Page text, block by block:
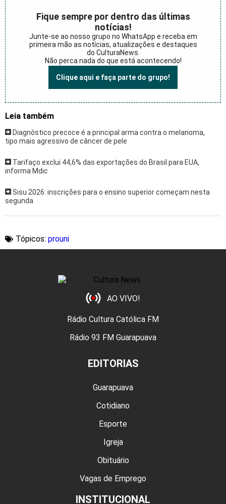
Fique sempre por dentro das últimas
notícias!
Junte-se ao nosso grupo no WhatsApp e receba em
primeira mão as notícias, atualizações e destaques
do CulturaNews.
Não perca nada do que está acontecendo!
Clique aqui e faça parte do grupo!
Leia também
Diagnóstico precoce é a principal arma contra o melanoma,
tipo mais agressivo de câncer de pele
Tarifaço exclui 44,6% das exportações do Brasil para EUA,
informa Mdic
Sisu 2026: inscrições para o ensino superior começam nesta
segunda
Tópicos: prouni
AO VIVO!
Rádio Cultura Católica FM
Rádio 93 FM Guarapuava
EDITORIAS
Guarapuava
Cotidiano
Esporte
Igreja
Obituário
Vagas de Emprego
INSTITUCIONAL